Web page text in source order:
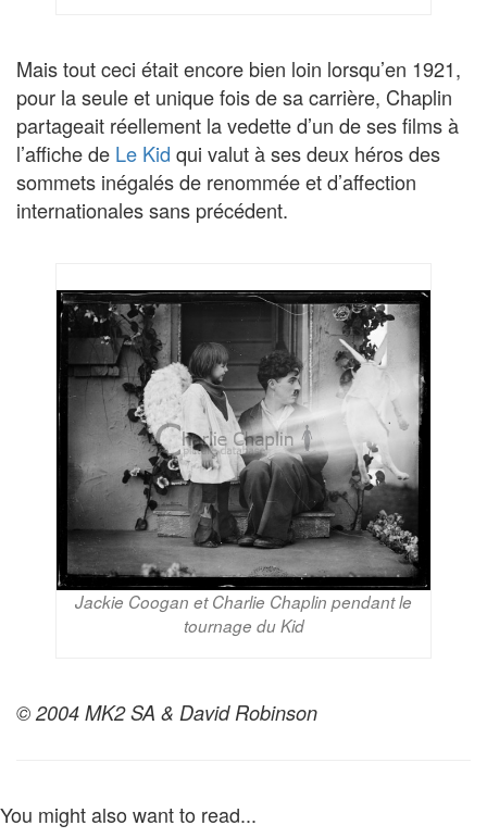
Mais tout ceci était encore bien loin lorsqu’en 1921,
pour la seule et unique fois de sa carrière, Chaplin
partageait réellement la vedette d’un de ses films à
l’affiche de Le Kid qui valut à ses deux héros des
sommets inégalés de renommée et d’affection
internationales sans précédent.
Jackie Coogan et Charlie Chaplin pendant le
tournage du Kid
© 2004 MK2 SA & David Robinson
You might also want to read...